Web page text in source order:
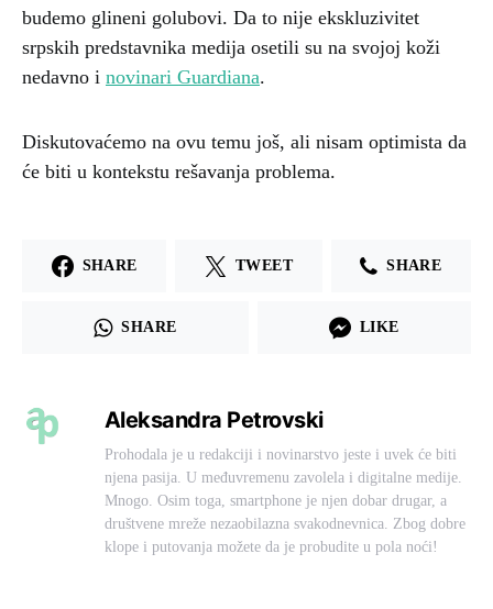
budemo glineni golubovi. Da to nije ekskluzivitet
srpskih predstavnika medija osetili su na svojoj koži
nedavno i novinari Guardiana.
Diskutovaćemo na ovu temu još, ali nisam optimista da
će biti u kontekstu rešavanja problema.
SHARE TWEET SHARE
SHARE LIKE
Aleksandra Petrovski
Prohodala je u redakciji i novinarstvo jeste i uvek će biti
njena pasija. U međuvremenu zavolela i digitalne medije.
Mnogo. Osim toga, smartphone je njen dobar drugar, a
društvene mreže nezaobilazna svakodnevnica. Zbog dobre
klope i putovanja možete da je probudite u pola noći!